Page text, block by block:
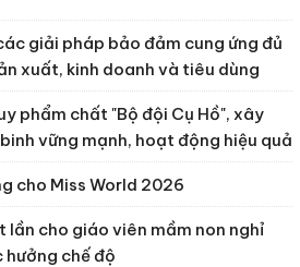
giải pháp bảo đảm cung ứng đủ
xuất, kinh doanh và tiêu dùng
phẩm chất "Bộ đội Cụ Hồ", xây
vững mạnh, hoạt động hiệu quả
cho Miss World 2026
cho giáo viên mầm non nghỉ
chế độ